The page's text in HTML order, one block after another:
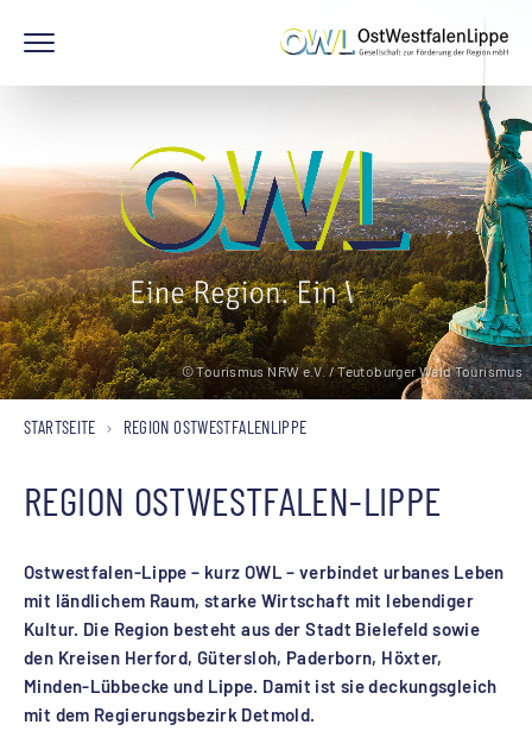
© Tourismus NRW e.V. / Teutoburger Wald Tourismus
STARTSEITE REGION OSTWESTFALENLIPPE
REGION OSTWESTFALEN-LIPPE
Ostwestfalen-Lippe – kurz OWL – verbindet urbanes Leben
mit ländlichem Raum, starke Wirtschaft mit lebendiger
Kultur. Die Region besteht aus der Stadt Bielefeld sowie
den Kreisen Herford, Gütersloh, Paderborn, Höxter,
Minden-Lübbecke und Lippe. Damit ist sie deckungsgleich
mit dem Regierungsbezirk Detmold.